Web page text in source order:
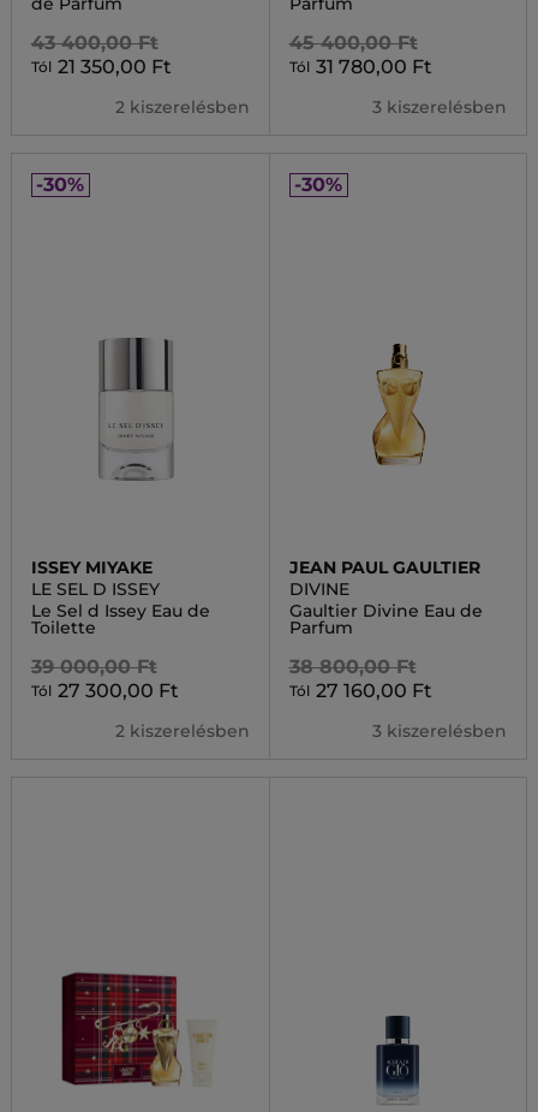
43 400,00 Ft
Tól 21 350,00 Ft
2 kiszerelésben
45 400,00 Ft
Tól 31 780,00 Ft
3 kiszerelésben
-30%
ISSEY MIYAKE
LE SEL D ISSEY
Le Sel d Issey Eau de
Toilette
39 000,00 Ft
Tól 27 300,00 Ft
2 kiszerelésben
-30%
JEAN PAUL GAULTIER
DIVINE
Gaultier Divine Eau de
Parfum
38 800,00 Ft
Tól 27 160,00 Ft
3 kiszerelésben